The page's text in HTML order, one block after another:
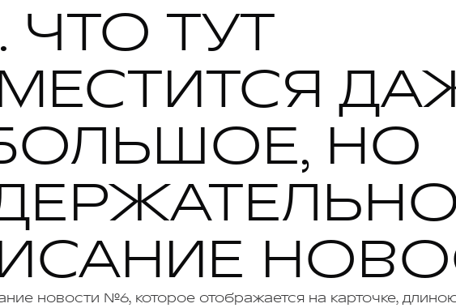
ЧТО ТУТ
НО
новости №6, которое отображается на карточке,